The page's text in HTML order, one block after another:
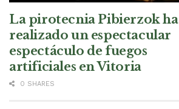
La pirotecnia Pibierzok ha
realizado un espectacular
espectáculo de fuegos
artificiales en Vitoria
0 SHARES